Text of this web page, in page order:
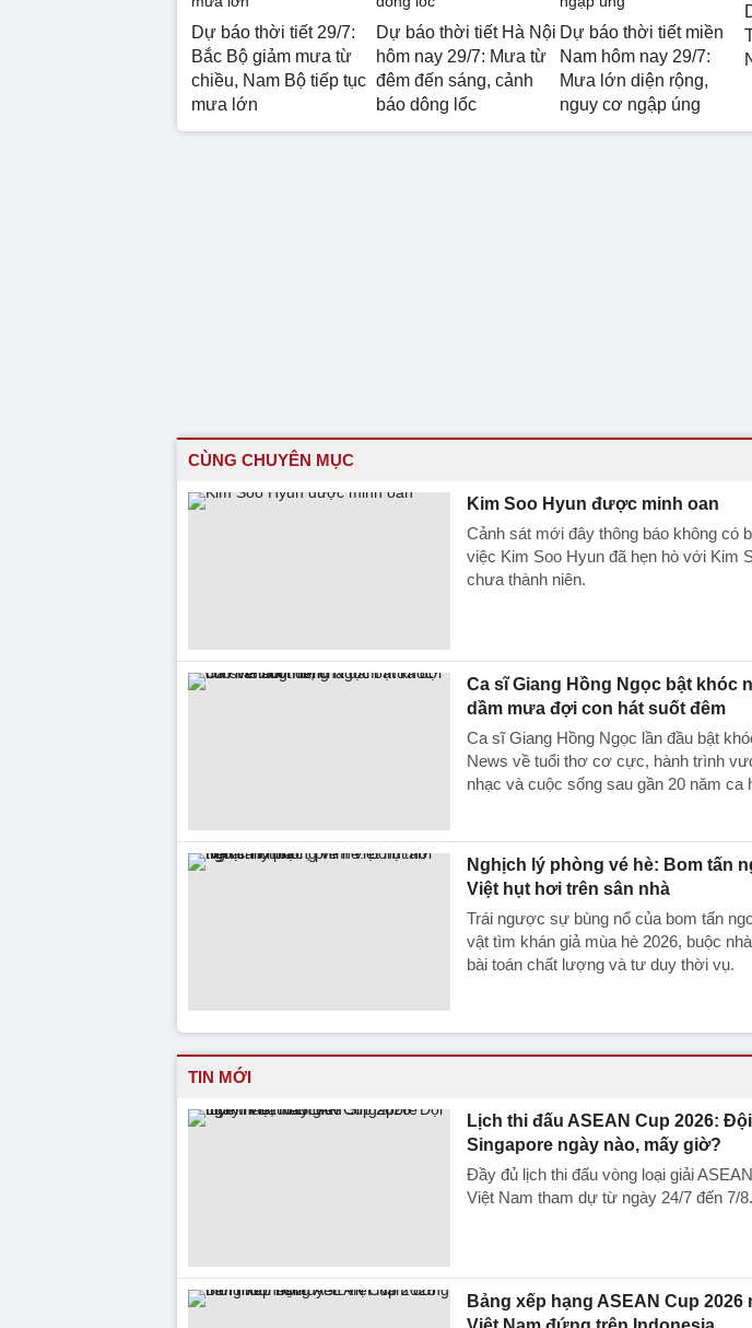
Dự báo thời tiết 29/7:
Bắc Bộ giảm mưa từ
chiều, Nam Bộ tiếp tục
mưa lớn
Dự báo thời tiết Hà Nội
hôm nay 29/7: Mưa từ
đêm đến sáng, cảnh
báo dông lốc
Dự báo thời tiết miền
Nam hôm nay 29/7:
Mưa lớn diện rộng,
nguy cơ ngập úng
CÙNG CHUYÊN MỤC
Kim Soo Hyun được minh oan
Cảnh sát mới đây thông báo không có
việc Kim Soo Hyun đã hẹn hò với Kim
chưa thành niên.
Ca sĩ Giang Hồng Ngọc bật khóc
dầm mưa đợi con hát suốt đêm
Ca sĩ Giang Hồng Ngọc lần đầu bật
News về tuổi thơ cơ cực, hành trình
nhạc và cuộc sống sau gần 20 năm ca
Nghịch lý phòng vé hè: Bom tấn
Việt hụt hơi trên sân nhà
Trái ngược sự bùng nổ của bom tấn
vật tìm khán giả mùa hè 2026, buộc
bài toán chất lượng và tư duy thời vụ.
TIN MỚI
Lịch thi đấu ASEAN Cup 2026:
Singapore ngày nào, mấy giờ?
Đầy đủ lịch thi đấu vòng loại giải
Việt Nam tham dự từ ngày 24/7 đến 7/8.
Bảng xếp hạng ASEAN Cup